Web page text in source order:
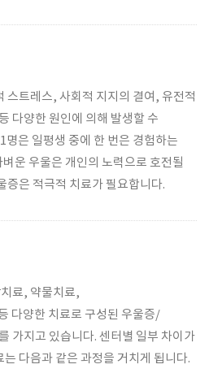
스트레스, 사회적 지지의 결여, 유전적
다양한 원인에 의해 발생할 수
명은 일평생 중에 한 번은 경험하는
운 우울은 개인의 노력으로 호전될
증은 적극적 치료가 필요합니다.
료, 약물치료,
다양한 치료로 구성된 우울증/
가지고 있습니다. 센터별 일부 차이가
다음과 같은 과정을 거치게 됩니다.